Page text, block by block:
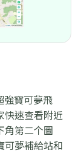
強寶可夢飛
快速查看附近
角第二个圖
可夢補給站和